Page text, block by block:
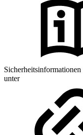
unter